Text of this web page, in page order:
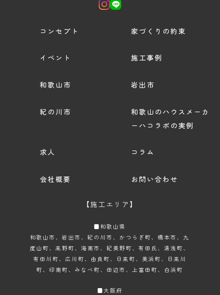
コンセプト 家づくりの約束
イベント 施工事例
和歌山市 岩出市
紀の川市
和歌山のハウスメーカ
ーハコラボの実例
求人 コラム
会社概要 お問い合わせ
【施工エリア】
■和歌山県
和歌山市 、岩出市、紀の川市、かつらぎ町、橋本市、九
度山町、高野町、海南市、紀美野町、有田氏、湯浅町、
有田川町、広川町、由良町、日高町、美浜町、日高川
町、印南町、みなべ町、田辺市、上富田町、白浜町
■大阪府